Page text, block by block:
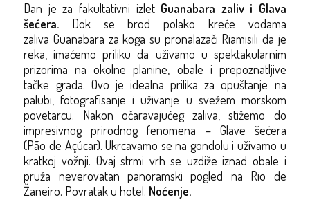
Dan je za fakultativni izlet Guanabara zaliv i Glava
šećera. Dok se brod polako kreće vodama
zalivaGuanabara za koga su pronalazači Riamisili da je
reka , imaćemo priliku da uživamo u spektakularnim
prizorima na okolne planine, obale i prepoznatljive
tačke grada. Ovo je idealna prilika za opuštanje na
palubi, fotografisanje i uživanje u svežem morskom
povetarcu. Nakon očaravajućeg zaliva, stižemo do
impresivnog prirodnog fenomena – Glave šećera
(Pão de Açúcar). Ukrcavamo se na gondolu i uživamo u
kratkoj vožnji. Ovaj strmi vrh se uzdiže iznad obale i
pruža neverovatan panoramski pogled na Rio de
Žaneiro. Povratak u hotel. Noćenje.